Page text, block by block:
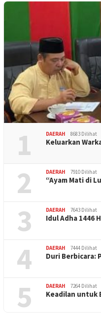
1 DAERAH 8683 Dilihat
Keluarkan
2 DAERAH 7910 Dilihat
“Ayam Mati di
3 DAERAH 7643 Dilihat
Idul Adha 1446
4 DAERAH 7444 Dilihat
Duri Berbicara:
5 DAERAH 7264 Dilihat
Keadilan untuk